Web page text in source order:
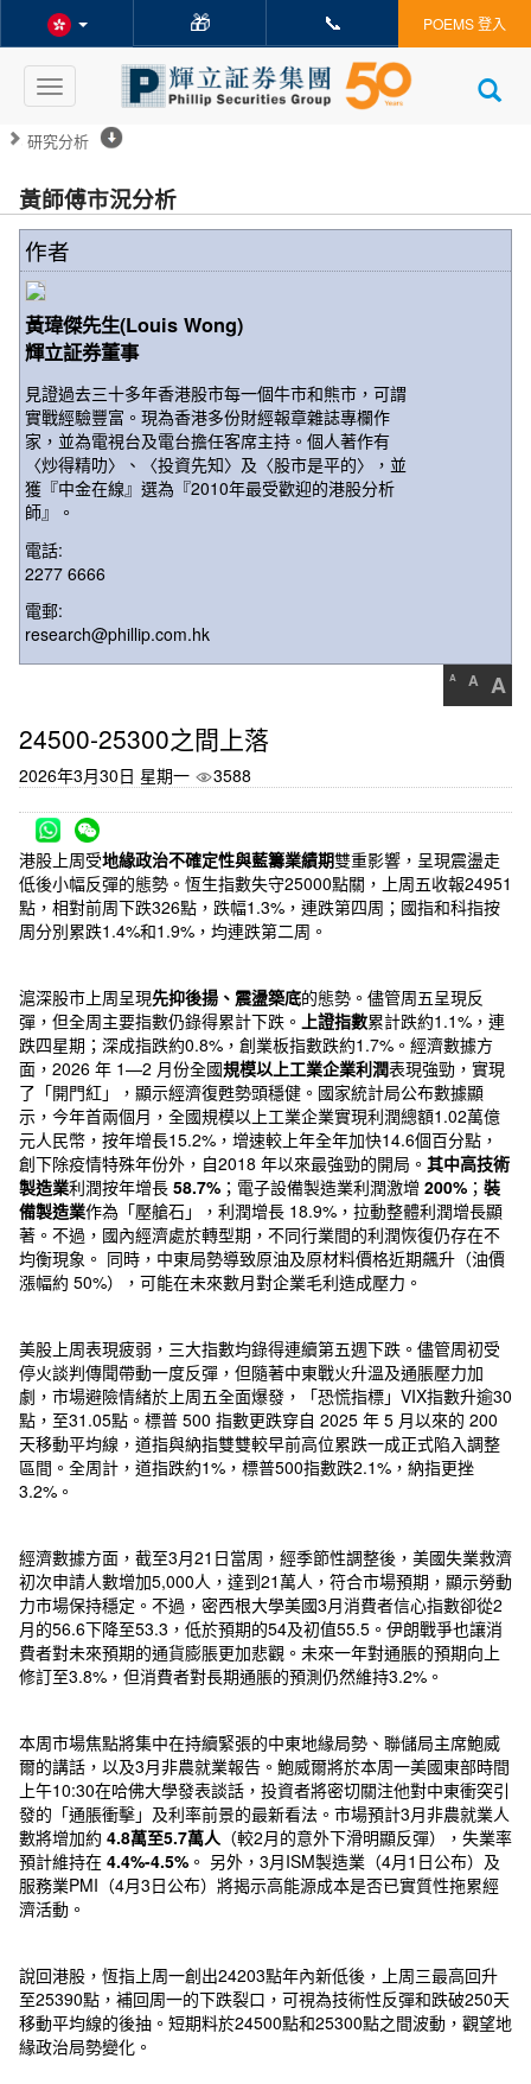
🎁 📞 POEMS 登入
Toggle
navigation
研究分析
黃師傅市況分析
作者
黃瑋傑先生(Louis Wong)
輝立証券董事
見證過去三十多年香港股市每一個牛市和熊市，可謂
實戰經驗豐富。現為香港多份財經報章雜誌專欄作
家，並為電視台及電台擔任客席主持。個人著作有
〈炒得精叻〉、〈投資先知〉及〈股市是平的〉，並
獲『中金在線』選為『2010年最受歡迎的港股分析
師』。
電話:
2277 6666
電郵:
research@phillip.com.hk
A A A
24500-25300之間上落
2026年3月30日 星期一 3588
港股上周受地緣政治不確定性與藍籌業績期雙重影響，呈現震盪走
低後小幅反彈的態勢。恆生指數失守25000點關，上周五收報24951
點，相對前周下跌326點，跌幅1.3%，連跌第四周；國指和科指按
周分別累跌1.4%和1.9%，均連跌第二周。
滬深股市上周呈現先抑後揚、震盪築底的態勢。儘管周五呈現反
彈，但全周主要指數仍錄得累計下跌。 上證指數累計跌約1.1%，連
跌四星期；深成指跌約0.8%，創業板指數跌約1.7%。經濟數據方
面，2026 年 1—2 月份全國規模以上工業企業利潤表現強勁，實現
了「開門紅」，顯示經濟復甦勢頭穩健。國家統計局公布數據顯
示，今年首兩個月，全國規模以上工業企業實現利潤總額1.02萬億
元人民幣，按年增長15.2%，增速較上年全年加快14.6個百分點，
創下除疫情特殊年份外，自2018 年以來最強勁的開局。 其中高技術
製造業利潤按年增長 58.7% ；電子設備製造業利潤激增 200% ； 裝
備製造業作為「壓艙石」，利潤增長 18.9%，拉動整體利潤增長顯
著。不過，國內經濟處於轉型期，不同行業間的利潤恢復仍存在不
均衡現象。 同時，中東局勢導致原油及原材料價格近期飆升（油價
漲幅約 50%），可能在未來數月對企業毛利造成壓力。
美股上周表現疲弱，三大指數均錄得連續第五週下跌。儘管周初受
停火談判傳聞帶動一度反彈，但隨著中東戰火升溫及通脹壓力加
劇，市場避險情緒於上周五全面爆發，「恐慌指標」VIX指數升逾30
點，至31.05點。標普 500 指數更跌穿自 2025 年 5 月以來的 200
天移動平均線，道指與納指雙雙較早前高位累跌一成正式陷入調整
區間。全周計，道指跌約1%，標普500指數跌2.1%，納指更挫
3.2%。
經濟數據方面，截至3月21日當周，經季節性調整後，美國失業救濟
初次申請人數增加5,000人，達到21萬人，符合市場預期，顯示勞動
力市場保持穩定。不過，密西根大學美國3月消費者信心指數卻從2
月的56.6下降至53.3，低於預期的54及初值55.5。伊朗戰爭也讓消
費者對未來預期的通貨膨脹更加悲觀。未來一年對通脹的預期向上
修訂至3.8%，但消費者對長期通脹的預測仍然維持3.2%。
本周市場焦點將集中在持續緊張的中東地緣局勢、聯儲局主席鮑威
爾的講話，以及3月非農就業報告。鮑威爾將於本周一美國東部時間
上午10:30在哈佛大學發表談話，投資者將密切關注他對中東衝突引
發的「通脹衝擊」及利率前景的最新看法。市場預計3月非農就業人
數將增加約 4.8萬至5.7萬人 （較2月的意外下滑明顯反彈），失業率
預計維持在 4.4%-4.5% 。 另外，3月ISM製造業（4月1日公布）及
服務業PMI（4月3日公布）將揭示高能源成本是否已實質性拖累經
濟活動。
說回港股，恆指上周一創出24203點年內新低後，上周三最高回升
至25390點，補回周一的下跌裂口，可視為技術性反彈和跌破250天
移動平均線的後抽。短期料於24500點和25300點之間波動，觀望地
緣政治局勢變化。